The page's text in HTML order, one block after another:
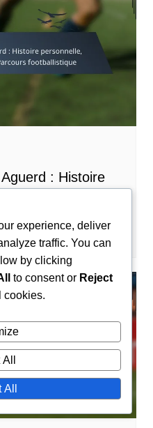
: Histoire
familiales,
02/2026
experience, deliver
traffic. You can
by clicking
to consent or Reject
cookies.